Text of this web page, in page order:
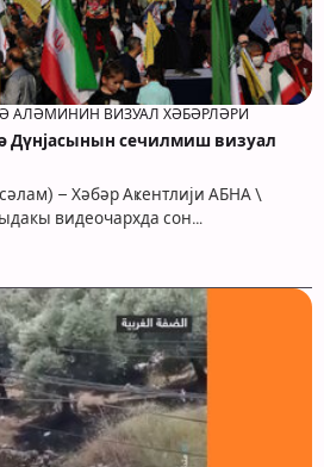
АЛӘМИНИН ВИЗУАЛ ХӘБӘРЛӘРИ
Дүнјасынын сечилмиш визуал
– Хәбәр Аҝентлији АБНА \
видеочархда сон…